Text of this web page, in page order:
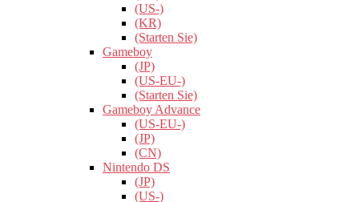
(US-)
(KR)
(Starten Sie)
Gameboy
(JP)
(US-EU-)
(Starten Sie)
Gameboy Advance
(US-EU-)
(JP)
(CN)
Nintendo DS
(JP)
(US-)